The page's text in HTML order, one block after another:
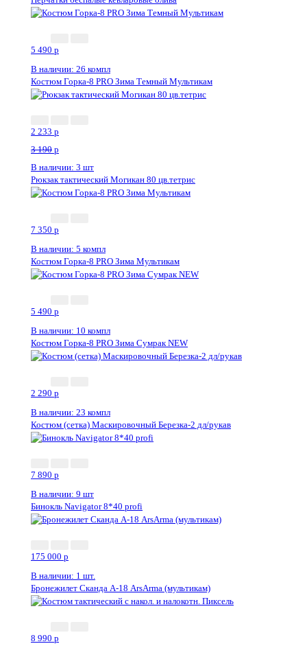
5 490 p
В наличии: 26 компл
Костюм Горка-8 PRO Зима Темный Мультикам
2 233 p
3 190 p
В наличии: 3 шт
Рюкзак тактический Могикан 80 цв.тетрис
7 350 p
В наличии: 5 компл
Костюм Горка-8 PRO Зима Мультикам
5 490 p
В наличии: 10 компл
Костюм Горка-8 PRO Зима Сумрак NEW
2 290 p
В наличии: 23 компл
Костюм (сетка) Маскировочный Березка-2 дл/рукав
7 890 p
В наличии: 9 шт
Бинокль Navigator 8*40 profi
175 000 p
В наличии: 1 шт.
Бронежилет Сканда А-18 ArsArma (мультикам)
8 990 p